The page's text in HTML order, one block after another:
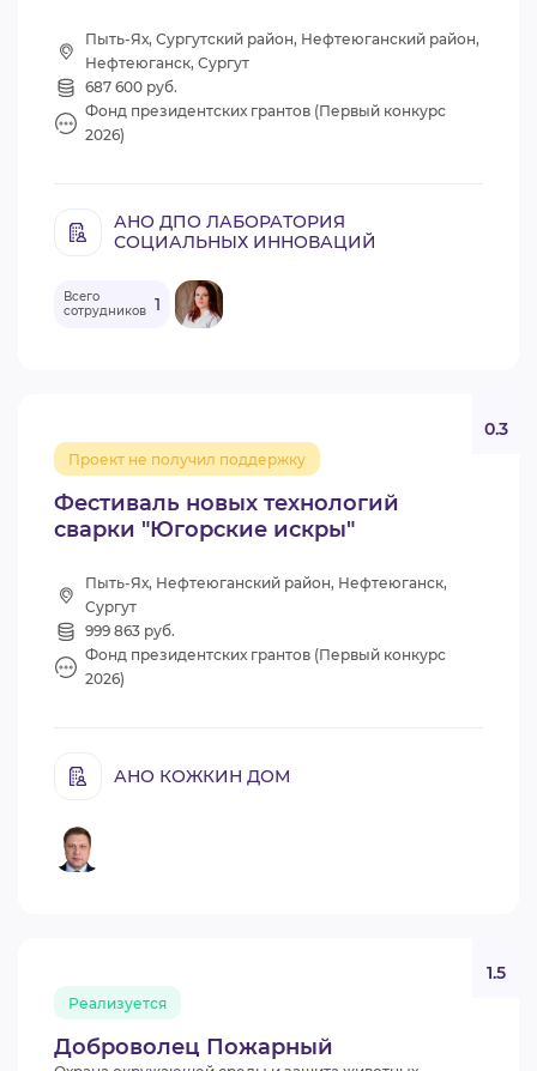
Пыть-Ях, Сургутский район, Нефтеюганский район,
Нефтеюганск, Сургут
687 600 руб.
Фонд президентских грантов (Первый конкурс
2026)
АНО ДПО ЛАБОРАТОРИЯ
СОЦИАЛЬНЫХ ИННОВАЦИЙ
Всего
сотрудников 1
Фестиваль новых технологий
сварки "Югорские искры"
Проект не получил поддержку
0.3
Пыть-Ях, Нефтеюганский район, Нефтеюганск,
Сургут
999 863 руб.
Фонд президентских грантов (Первый конкурс
2026)
АНО КОЖКИН ДОМ
Доброволец Пожарный
Реализуется
1.5